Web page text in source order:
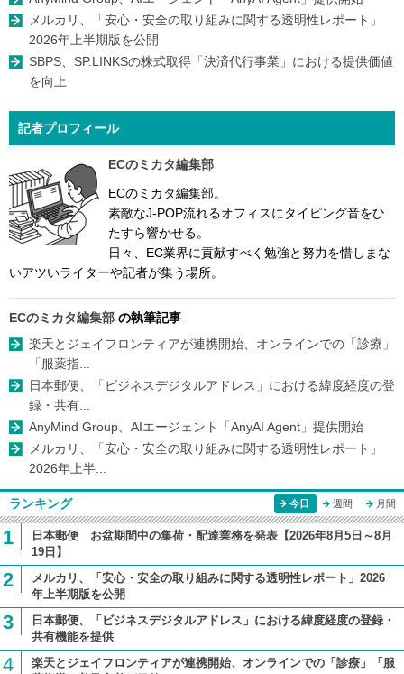
メルカリ、「安心・安全の取り組みに関する透明性レポート」
2026年上半期版を公開
SBPS、SP.LINKSの株式取得「決済代行事業」における提供価値
を向上
記者プロフィール
ECのミカタ編集部
ECのミカタ編集部。
素敵なJ-POP流れるオフィスにタイピング音をひ
たすら響かせる。
日々、EC業界に貢献すべく勉強と努力を惜しまな
いアツいライターや記者が集う場所。
ECのミカタ編集部 の執筆記事
楽天とジェイフロンティアが連携開始、オンラインでの「診療」
「服薬指...
日本郵便、「ビジネスデジタルアドレス」における緯度経度の登
録・共有...
AnyMind Group、AIエージェント「AnyAI Agent」提供開始
メルカリ、「安心・安全の取り組みに関する透明性レポート」
2026年上半...
ランキング 今日 週間 月間
1
日本郵便 お盆期間中の集荷・配達業務を発表【2026年8月5日～8月
19日】
2
メルカリ、「安心・安全の取り組みに関する透明性レポート」2026
年上半期版を公開
3
日本郵便、「ビジネスデジタルアドレス」における緯度経度の登録・
共有機能を提供
4
楽天とジェイフロンティアが連携開始、オンラインでの「診療」「服